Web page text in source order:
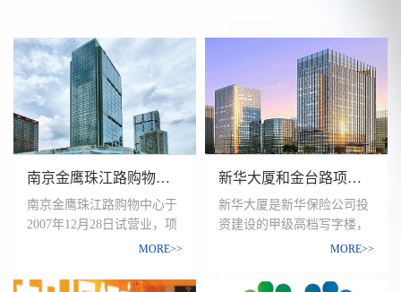
南京金鹰珠江路购物中心业态调整可行性研究项目
南京金鹰珠江路购物中心于
2007年12月28日试营业，项
目涵盖488家豪华品牌阵
物、美食、休闲、娱乐多位
MORE>>
新华大厦和金台路项目消费者需求研究
新华大厦是新华保险公司投
资建设的甲级高档写字楼，
坐落于长安街建国门桥东
东望东三环，西靠建国门，
MORE>>